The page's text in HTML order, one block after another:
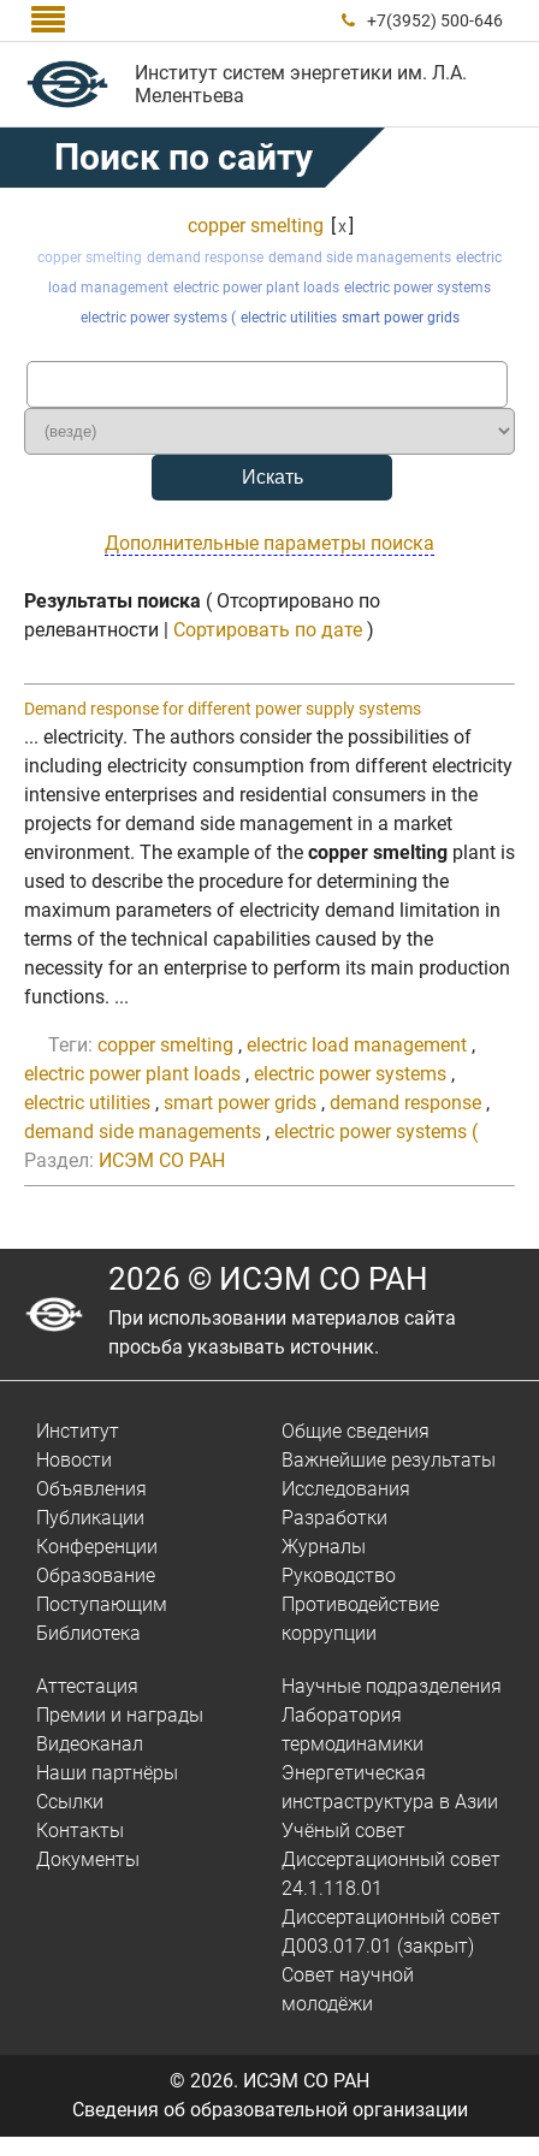
  +7(3952) 500-646
Институт систем энергетики им. Л.А.
Мелентьева
Поиск по сайту
copper smelting [x]
copper smelting demand response demand side managements electric
load management electric power plant loads electric power systems
electric power systems ( electric utilities smart power grids
Дополнительные параметры поиска
Результаты поиска ( Отсортировано по
релевантности | Сортировать по дате )
Demand response for different power supply systems
... electricity. The authors consider the possibilities of
including electricity consumption from different electricity
intensive enterprises and residential consumers in the
projects for demand side management in a market
environment. The example of the copper smelting plant is
used to describe the procedure for determining the
maximum parameters of electricity demand limitation in
terms of the technical capabilities caused by the
necessity for an enterprise to perform its main production
functions. ...
Теги: copper smelting , electric load management ,
electric power plant loads , electric power systems ,
electric utilities , smart power grids , demand response ,
demand side managements , electric power systems (
Раздел: ИСЭМ СО РАН
2026 © ИСЭМ СО РАН
При использовании материалов сайта
просьба указывать источник.
Институт
Новости
Объявления
Публикации
Конференции
Образование
Поступающим
Библиотека
Общие сведения
Важнейшие результаты
Исследования
Разработки
Журналы
Руководство
Противодействие
коррупции
Аттестация
Премии и награды
Видеоканал
Наши партнёры
Ссылки
Контакты
Документы
Научные подразделения
Лаборатория
термодинамики
Энергетическая
инстраструктура в Азии
Учёный совет
Диссертационный совет
24.1.118.01
Диссертационный совет
Д003.017.01 (закрыт)
Совет научной
молодёжи
© 2026. ИСЭМ СО РАН
Сведения об образовательной организации